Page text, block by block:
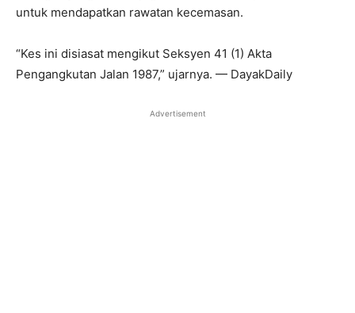
untuk mendapatkan rawatan kecemasan.
“Kes ini disiasat mengikut Seksyen 41 (1) Akta
Pengangkutan Jalan 1987,” ujarnya. — DayakDaily
Advertisement